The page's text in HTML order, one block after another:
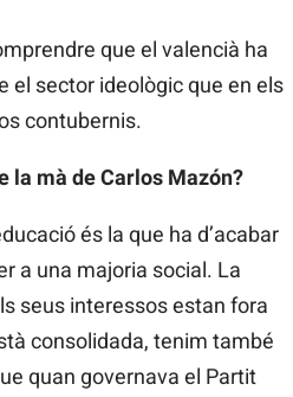
que el valencià ha
el sector ideològic que en els
contubernis.
la mà de Carlos Mazón?
és la que ha d’acabar
a una majoria social. La
seus interessos estan fora
consolidada, tenim també
quan governava el Partit